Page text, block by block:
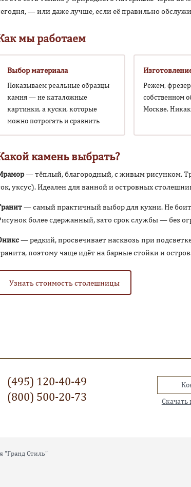
— или даже лучше, если её правильно
мы работаем
Выбор материала
Показываем реальные образцы
камня — не каталожные
картинки, а куски, которые
можно потрогать и сравнить
Режем,
собственном
Москве.
камень выбрать?
— тёплый, благородный, с живым рисунком.
уксус). Идеален для ванной и островных
— самый практичный выбор для кухни. Не
более сдержанный, зато срок службы — без
— редкий, просвечивает насквозь при
поэтому чаще идёт на барные стойки и
Узнать стоимость столешницы
(495) 120-40-49
(800) 500-20-73
Скачать
"Гранд Стиль"